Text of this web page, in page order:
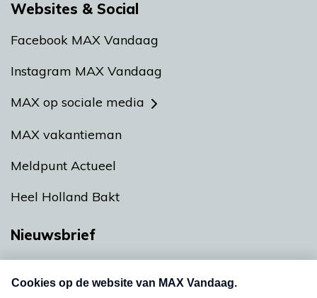
Websites & Social
Facebook MAX Vandaag
Instagram MAX Vandaag
MAX op sociale media
MAX vakantieman
Meldpunt Actueel
Heel Holland Bakt
Nieuwsbrief
Neem hier een gratis abonnement op onze
nieuwsbrief. Elke vrijdag- en dinsdagochtend in